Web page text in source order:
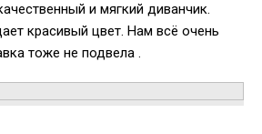
и мягкий диванчик.
красивый цвет. Нам всё очень
тоже не подвела .